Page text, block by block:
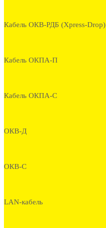
Кабель ОКВ-РДБ (Xpress-Drop)
Кабель ОКПА-П
Кабель ОКПА-С
ОКВ-Д
ОКВ-С
LAN-кабель